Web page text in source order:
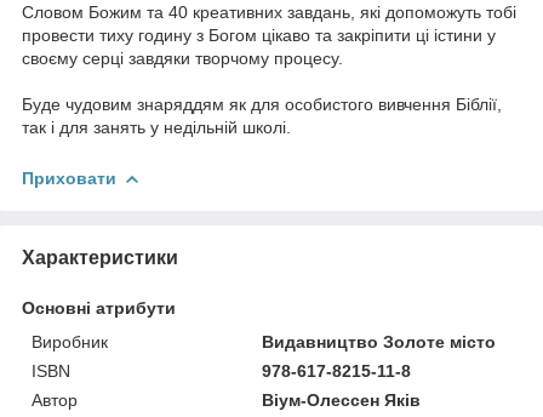
Словом Божим та 40 креативних завдань, які допоможуть тобі
провести тиху годину з Богом цікаво та закріпити ці істини у
своєму серці завдяки творчому процесу.
Буде чудовим знаряддям як для особистого вивчення Біблії,
так і для занять у недільній школі.
Приховати
Характеристики
Основні атрибути
Виробник
Видавництво Золоте місто
ISBN
978-617-8215-11-8
Автор
Віум-Олессен Яків